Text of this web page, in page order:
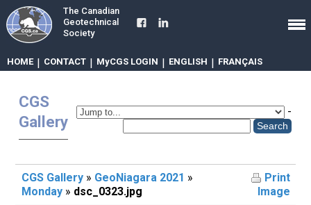
The Canadian
Geotechnical
Society
HOME | CONTACT | MyCGS LOGIN | ENGLISH | FRANÇAIS
CGS
Gallery
-
CGS Gallery » GeoNiagara 2021 »
Monday » dsc_0323.jpg
Print
Image